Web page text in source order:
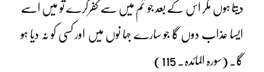
دیتا ہوں مگر اس کے بعد جو تم میں سے کفرکرے تو میں اسے
ایسا عذاب دوں گا جو سارے جہا نوں میں اور کسی کو نہ دیا ہو
گا۔ (سورہ المائدہ۔ 115)